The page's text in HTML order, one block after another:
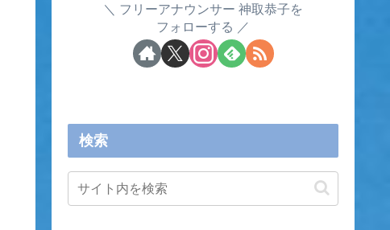
フリーアナウンサー 神取恭子を
フォローする
検索